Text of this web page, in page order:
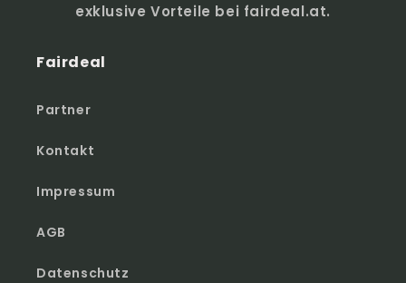
exklusive Vorteile bei fairdeal.at.
Fairdeal
Partner
Kontakt
Impressum
AGB
Datenschutz